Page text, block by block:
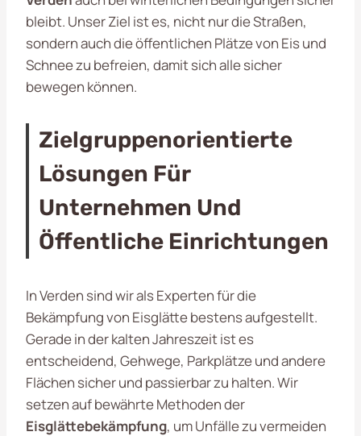
bleibt. Unser Ziel ist es, nicht nur die Straßen,
sondern auch die öffentlichen Plätze von Eis und
Schnee zu befreien, damit sich alle sicher
bewegen können.
Zielgruppenorientierte
Lösungen Für
Unternehmen Und
Öffentliche Einrichtungen
In Verden sind wir als Experten für die
Bekämpfung von Eisglätte bestens aufgestellt.
Gerade in der kalten Jahreszeit ist es
entscheidend, Gehwege, Parkplätze und andere
Flächen sicher und passierbar zu halten. Wir
setzen auf bewährte Methoden der
Eisglättebekämpfung, um Unfälle zu vermeiden